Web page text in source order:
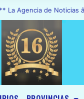
de Noticias â€œA1